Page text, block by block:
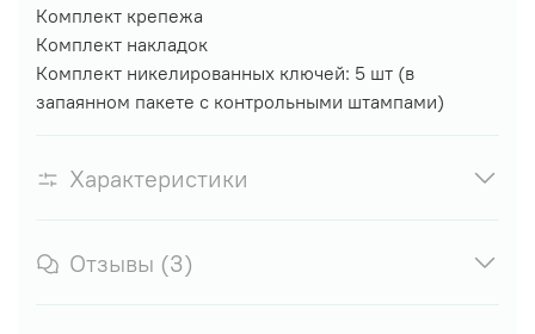
Комплект крепежа
Комплект накладок
Комплект никелированных ключей: 5 шт (в
запаянном пакете с контрольными штампами)
Характеристики
Отзывы (3)